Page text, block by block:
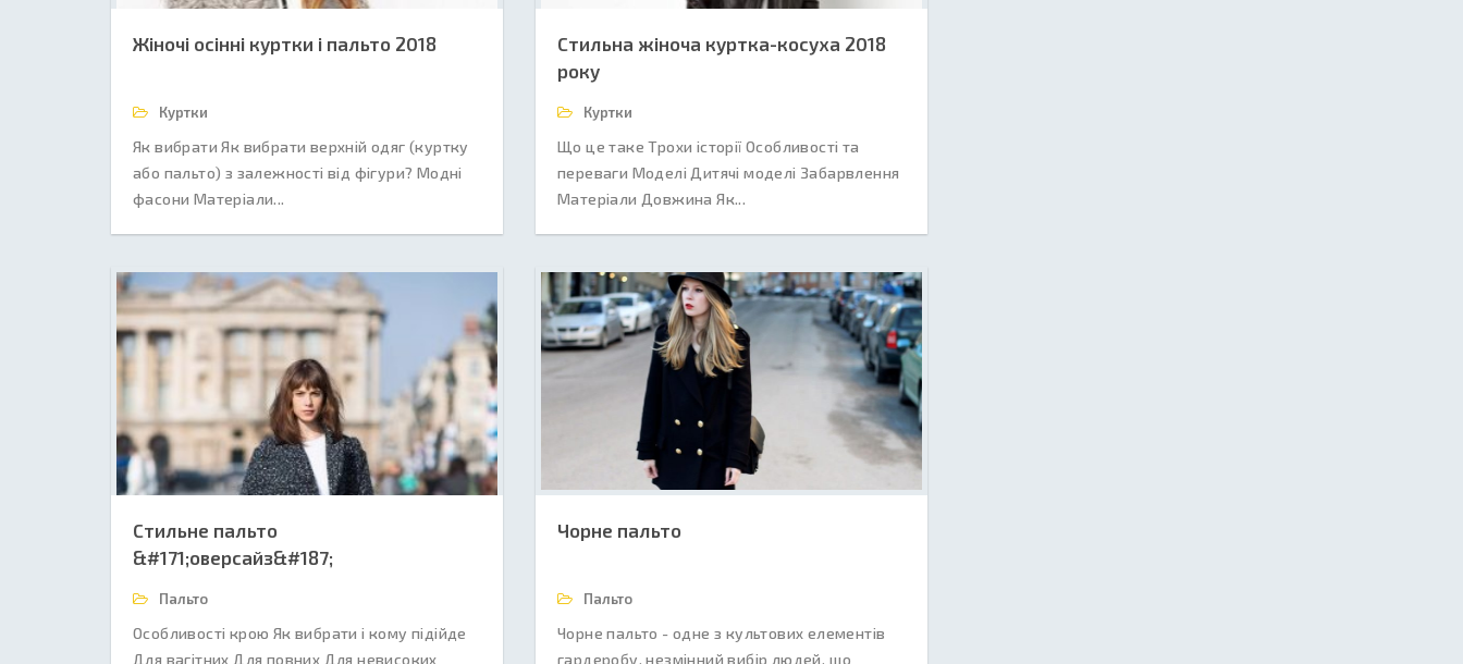
Жіночі осінні куртки і пальто 2018
Куртки
Як вибрати Як вибрати верхній одяг (куртку
або пальто) з залежності від фігури? Модні
фасони Матеріали...
Стильна жіноча куртка-косуха 2018
року
Куртки
Що це таке Трохи історії Особливості та
переваги Моделі Дитячі моделі Забарвлення
Матеріали Довжина Як...
Стильне пальто
&#171;оверсайз&#187;
Пальто
Особливості крою Як вибрати і кому підійде
Для вагітних Для повних Для невисоких
Чорне пальто
Пальто
Чорне пальто - одне з культових елементів
гардеробу, незмінний вибір людей, що